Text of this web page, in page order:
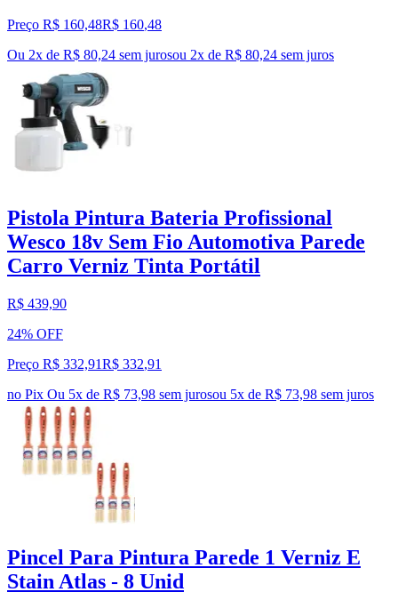
Preço R$ 160,48R$ 160,48
Ou 2x de R$ 80,24 sem jurosou 2x de R$ 80,24 sem juros
Pistola Pintura Bateria Profissional
Wesco 18v Sem Fio Automotiva Parede
Carro Verniz Tinta Portátil
R$ 439,90
24% OFF
Preço R$ 332,91R$ 332,91
no Pix Ou 5x de R$ 73,98 sem jurosou 5x de R$ 73,98 sem juros
Pincel Para Pintura Parede 1 Verniz E
Stain Atlas - 8 Unid